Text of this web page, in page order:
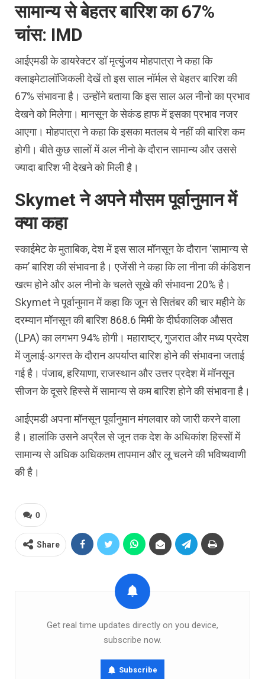
सामान्‍य से बेहतर बारिश का 67%
चांस: IMD
आईएमडी के डायरेक्‍टर डॉ मृत्‍युंजय मोहपात्रा ने कहा कि
क्‍लाइमेटालॉजिकली देखें तो इस साल नॉर्मल से बेहतर बारिश की
67% संभावना है। उन्‍होंने बताया कि इस साल अल नीनो का प्रभाव
देखने को मिलेगा। मानसून के सेकंड हाफ में इसका प्रभाव नजर
आएगा। मोहपात्रा ने कहा कि इसका मतलब ये नहीं की बारिश कम
होगी। बीते कुछ सालों में अल नीनो के दौरान सामान्‍य और उससे
ज्‍यादा बारिश भी देखने को मिली है।
Skymet ने अपने मौसम पूर्वानुमान में
क्‍या कहा
स्काईमेट के मुताबिक, देश में इस साल मॉनसून के दौरान ‘सामान्‍य से
कम’ बारिश की संभावना है। एजेंसी ने कहा कि ला नीना की कंडिशन
खत्‍म होने और अल नीनो के चलते सूखे की संभावना 20% है।
Skymet ने पूर्वानुमान में कहा कि जून से सितंबर की चार महीने के
दरम्‍यान मॉनसून की बारिश 868.6 मिमी के दीर्घकालिक औसत
(LPA) का लगभग 94% होगी। महाराष्ट्र, गुजरात और मध्य प्रदेश
में जुलाई-अगस्त के दौरान अपर्याप्त बारिश होने की संभावना जताई
गई है। पंजाब, हरियाणा, राजस्थान और उत्तर प्रदेश में मॉनसून
सीजन के दूसरे हिस्‍से में सामान्य से कम बारिश होने की संभावना है।
आईएमडी अपना मॉनसून पूर्वानुमान मंगलवार को जारी करने वाला
है। हालांकि उसने अप्रैल से जून तक देश के अधिकांश हिस्सों में
सामान्य से अधिक अधिकतम तापमान और लू चलने की भविष्यवाणी
की है।
0
Share
Get real time updates directly on you device,
subscribe now.
Subscribe